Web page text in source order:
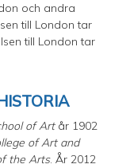
och andra
till London tar
till London tar
of Artår 1902
of Art and
the Arts. År 2012